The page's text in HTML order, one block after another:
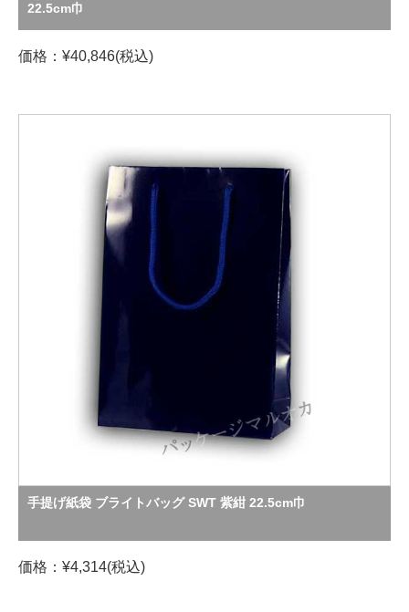
22.5cm巾
価格：¥40,846(税込)
手提げ紙袋 ブライトバッグ SWT 紫紺 22.5cm巾
価格：¥4,314(税込)